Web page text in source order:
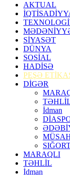
AKTUAL
SİYASƏT
DÜNYA
SOSİAL
HADİSƏ
PEŞƏ
DİGƏR
İdman
MARAQLI
TƏHLİL
İdman